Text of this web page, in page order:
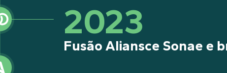
2023
Fusão Aliansce Sonae e